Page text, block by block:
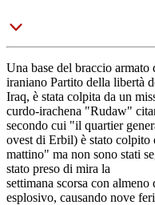
Una base del braccio
iraniano Partito della libertà
Iraq, è stata colpita da un
curdo-irachena "Rudaw"
secondo cui "il quartier
ovest di Erbil) è stato colpito
mattino" ma non sono stati
stato preso di mira la
settimana scorsa con
esplosivo, causando nove